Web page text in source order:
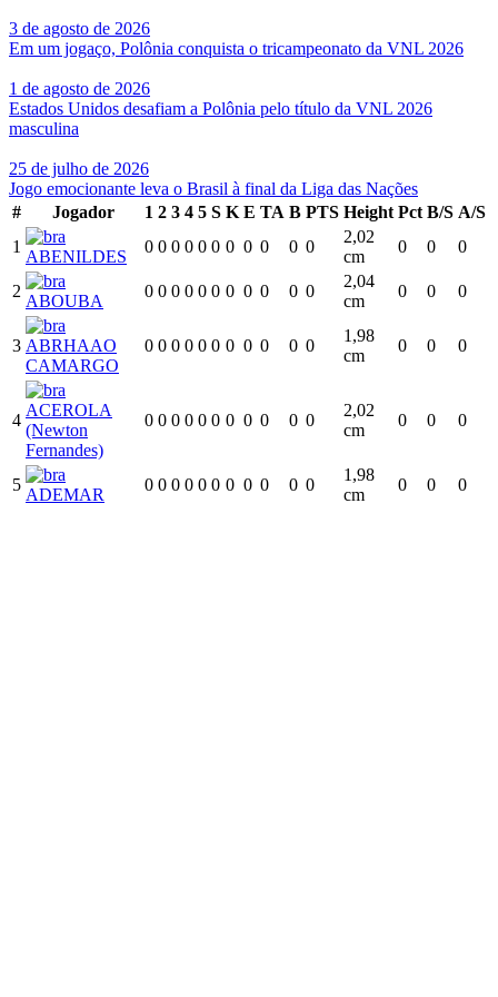
3 de agosto de 2026
Em um jogaço, Polônia conquista o tricampeonato da VNL 2026
1 de agosto de 2026
Estados Unidos desafiam a Polônia pelo título da VNL 2026
masculina
25 de julho de 2026
Jogo emocionante leva o Brasil à final da Liga das Nações
#
Jogador 1 2 3 4 5 S K E TA B PTS Height Pct B/S A/S
1
ABENILDES
0 0 0 0 0 0 0 0 0 0 0
2,02
cm
0 0 0
2
ABOUBA
0 0 0 0 0 0 0 0 0 0 0
2,04
cm
0 0 0
3 ABRHAAO
CAMARGO
0 0 0 0 0 0 0 0 0 0 0
1,98
cm
0 0 0
4
ACEROLA
(Newton
Fernandes)
0 0 0 0 0 0 0 0 0 0 0
2,02
cm
0 0 0
5
ADEMAR
0 0 0 0 0 0 0 0 0 0 0
1,98
cm
0 0 0